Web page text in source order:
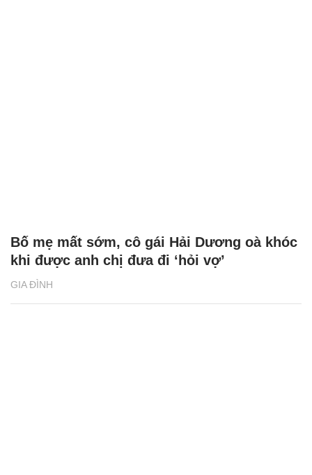
GIA ĐÌNH
Bố mẹ mất sớm, cô gái Hải Dương oà khóc
khi được anh chị đưa đi ‘hỏi vợ’